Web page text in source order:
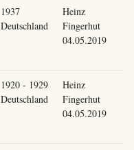
1937
Deutschland
Heinz
Fingerhut
04.05.2019
1920 - 1929
Deutschland
Heinz
Fingerhut
04.05.2019